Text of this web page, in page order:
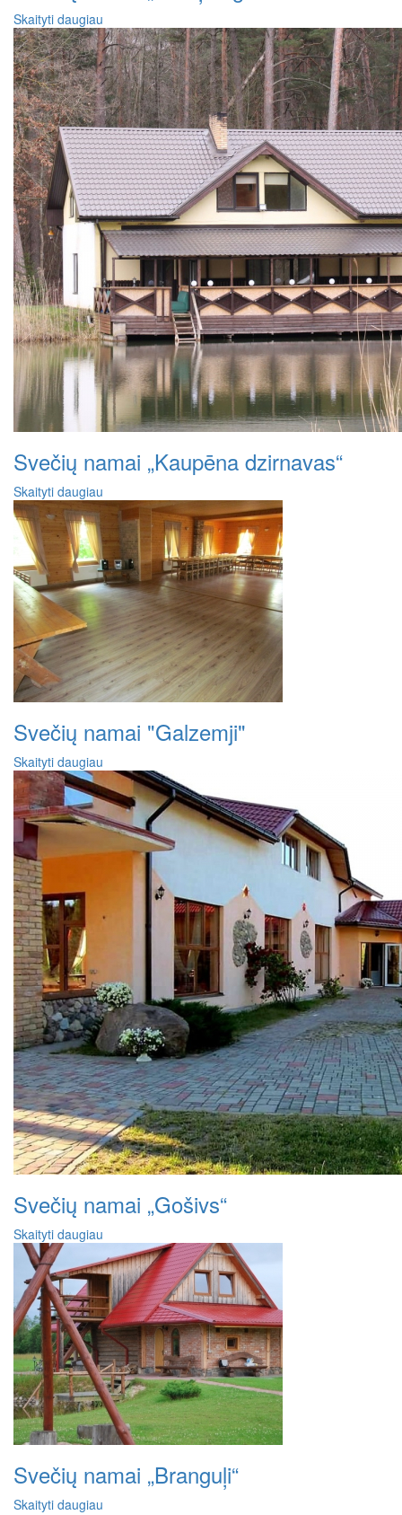
Skaityti daugiau
Svečių namai „Kaupēna dzirnavas“
Skaityti daugiau
Svečių namai "Galzemji"
Skaityti daugiau
Svečių namai „Gošivs“
Skaityti daugiau
Svečių namai „Branguļi“
Skaityti daugiau